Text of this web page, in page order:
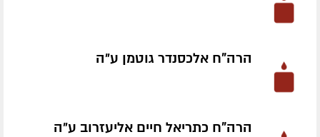
הרה"ח אלכסנדר גוטמן ע״ה
הרה"ח כתריאל חיים אליעזרוב ע״ה